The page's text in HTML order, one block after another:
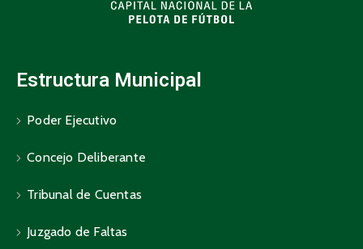
Estructura Municipal
Poder Ejecutivo
Concejo Deliberante
Tribunal de Cuentas
Juzgado de Faltas